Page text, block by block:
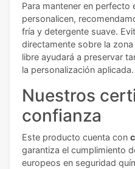
Para mantener en
personalicen,
fría y detergente suave.
directamente sobre la
libre ayudará a preservar
la personalización aplicada.
Nuestros
confianza
Este producto cuenta con
garantiza el cumplimiento
europeos en seguridad